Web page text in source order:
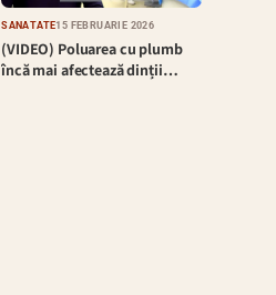
SĂNĂTATE15 FEBRUARIE 2026
(VIDEO) Poluarea cu plumb
încă mai afectează dinții…